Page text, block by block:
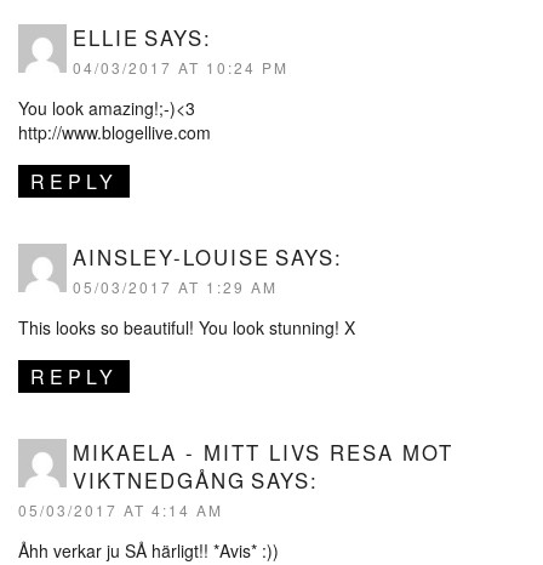
ELLIE SAYS:
04/03/2017 AT 10:24 PM
You look amazing!;-)<3
http://www.blogellive.com
REPLY
AINSLEY-LOUISE SAYS:
05/03/2017 AT 1:29 AM
This looks so beautiful! You look stunning! X
REPLY
MIKAELA - MITT LIVS RESA MOT
VIKTNEDGÅNG SAYS:
05/03/2017 AT 4:14 AM
Åhh verkar ju SÅ härligt!! *Avis* :))